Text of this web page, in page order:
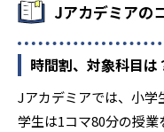
一部のみ記載
※年度は記載なし。公
Jアカデミアの
時間割、対象科目は
Jアカデミアでは、小学
学生は1コマ80分の授